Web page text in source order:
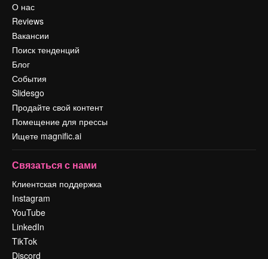
О нас
Reviews
Вакансии
Поиск тенденций
Блог
События
Slidesgo
Продайте свой контент
Помещение для прессы
Ищете magnific.ai
Связаться с нами
Клиентская поддержка
Instagram
YouTube
LinkedIn
TikTok
Discord